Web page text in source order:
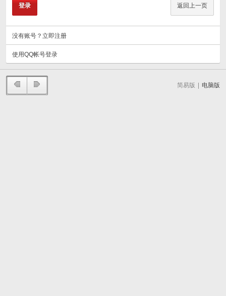
没有账号？立即注册
使用QQ帐号登录
简易版 电脑版